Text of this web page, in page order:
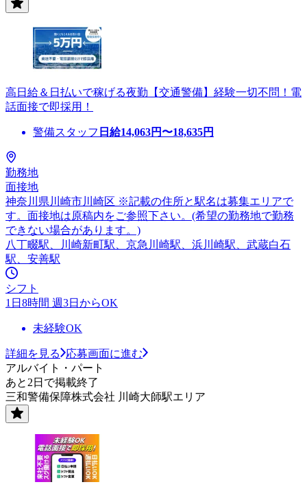
高日給＆日払いで稼げる夜勤【交通警備】経験一切不問！電
話面接で即採用！
警備スタッフ 日給14,063円〜18,635円
勤務地
面接地
神奈川県川崎市川崎区 ※記載の住所と駅名は募集エリアで
す。面接地は原稿内をご参照下さい。(希望の勤務地で勤務
できない場合があります。)
八丁畷駅、川崎新町駅、京急川崎駅、浜川崎駅、武蔵白石
駅、安善駅
シフト
1日8時間 週3日からOK
未経験OK
詳細を見る
応募画面に進む
アルバイト・パート
あと2日で掲載終了
三和警備保障株式会社 川崎大師駅エリア